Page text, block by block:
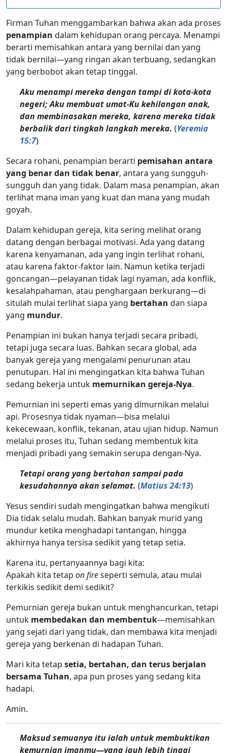
Firman Tuhan menggambarkan bahwa akan ada proses
penampian dalam kehidupan orang percaya. Menampi
berarti memisahkan antara yang bernilai dan yang
tidak bernilai—yang ringan akan terbuang, sedangkan
yang berbobot akan tetap tinggal.
Aku menampi mereka dengan tampi di kota-kota
negeri; Aku membuat umat-Ku kehilangan anak,
dan membinasakan mereka, karena mereka tidak
berbalik dari tingkah langkah mereka. (Yeremia
15:7)
Secara rohani, penampian berarti pemisahan antara
yang benar dan tidak benar, antara yang sungguh-
sungguh dan yang tidak. Dalam masa penampian, akan
terlihat mana iman yang kuat dan mana yang mudah
goyah.
Dalam kehidupan gereja, kita sering melihat orang
datang dengan berbagai motivasi. Ada yang datang
karena kenyamanan, ada yang ingin terlihat rohani,
atau karena faktor-faktor lain. Namun ketika terjadi
goncangan—pelayanan tidak lagi nyaman, ada konflik,
kesalahpahaman, atau penghargaan berkurang—di
situlah mulai terlihat siapa yang bertahan dan siapa
yang mundur.
Penampian ini bukan hanya terjadi secara pribadi,
tetapi juga secara luas. Bahkan secara global, ada
banyak gereja yang mengalami penurunan atau
penutupan. Hal ini mengingatkan kita bahwa Tuhan
sedang bekerja untuk memurnikan gereja-Nya.
Pemurnian ini seperti emas yang dimurnikan melalui
api. Prosesnya tidak nyaman—bisa melalui
kekecewaan, konflik, tekanan, atau ujian hidup. Namun
melalui proses itu, Tuhan sedang membentuk kita
menjadi pribadi yang semakin serupa dengan-Nya.
Tetapi orang yang bertahan sampai pada
kesudahannya akan selamat. (Matius 24:13)
Yesus sendiri sudah mengingatkan bahwa mengikuti
Dia tidak selalu mudah. Bahkan banyak murid yang
mundur ketika menghadapi tantangan, hingga
akhirnya hanya tersisa sedikit yang tetap setia.
Karena itu, pertanyaannya bagi kita:
Apakah kita tetap on fireseperti semula, atau mulai
terkikis sedikit demi sedikit?
Pemurnian gereja bukan untuk menghancurkan, tetapi
untuk membedakan dan membentuk—memisahkan
yang sejati dari yang tidak, dan membawa kita menjadi
gereja yang berkenan di hadapan Tuhan.
Mari kita tetap setia, bertahan, dan terus berjalan
bersama Tuhan, apa pun proses yang sedang kita
hadapi.
Amin.
Maksud semuanya itu ialah untuk membuktikan
kemurnian imanmu—yang jauh lebih tinggi